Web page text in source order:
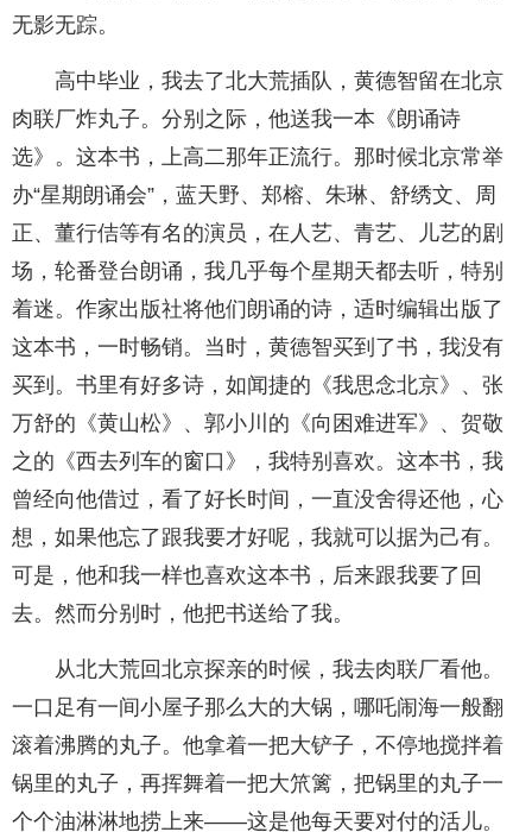
无影无踪。
高中毕业，我去了北大荒插队，黄德智留在北京
肉联厂炸丸子。分别之际，他送我一本《朗诵诗
选》。这本书，上高二那年正流行。那时候北京常举
办“星期朗诵会”，蓝天野、郑榕、朱琳、舒绣文、周
正、董行佶等有名的演员，在人艺、青艺、儿艺的剧
场，轮番登台朗诵，我几乎每个星期天都去听，特别
着迷。作家出版社将他们朗诵的诗，适时编辑出版了
这本书，一时畅销。当时，黄德智买到了书，我没有
买到。书里有好多诗，如闻捷的《我思念北京》、张
万舒的《黄山松》、郭小川的《向困难进军》、贺敬
之的《西去列车的窗口》，我特别喜欢。这本书，我
曾经向他借过，看了好长时间，一直没舍得还他，心
想，如果他忘了跟我要才好呢，我就可以据为己有。
可是，他和我一样也喜欢这本书，后来跟我要了回
去。然而分别时，他把书送给了我。
从北大荒回北京探亲的时候，我去肉联厂看他。
一口足有一间小屋子那么大的大锅，哪吒闹海一般翻
滚着沸腾的丸子。他拿着一把大铲子，不停地搅拌着
锅里的丸子，再挥舞着一把大笊篱，把锅里的丸子一
个个油淋淋地捞上来——这是他每天要对付的活儿。